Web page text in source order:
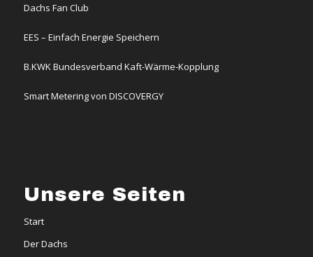
Dachs Fan Club
EES – Einfach Energie Speichern
B.KWK Bundesverband Kaft-Wärme-Kopplung
Smart Metering von DISCOVERGY
Unsere Seiten
Start
Der Dachs